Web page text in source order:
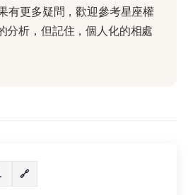
有更多疑問，歡迎參考星座權
分析，但記住，個人化的相處
🔗